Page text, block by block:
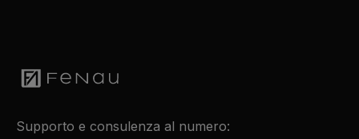
Supporto e consulenza al numero: